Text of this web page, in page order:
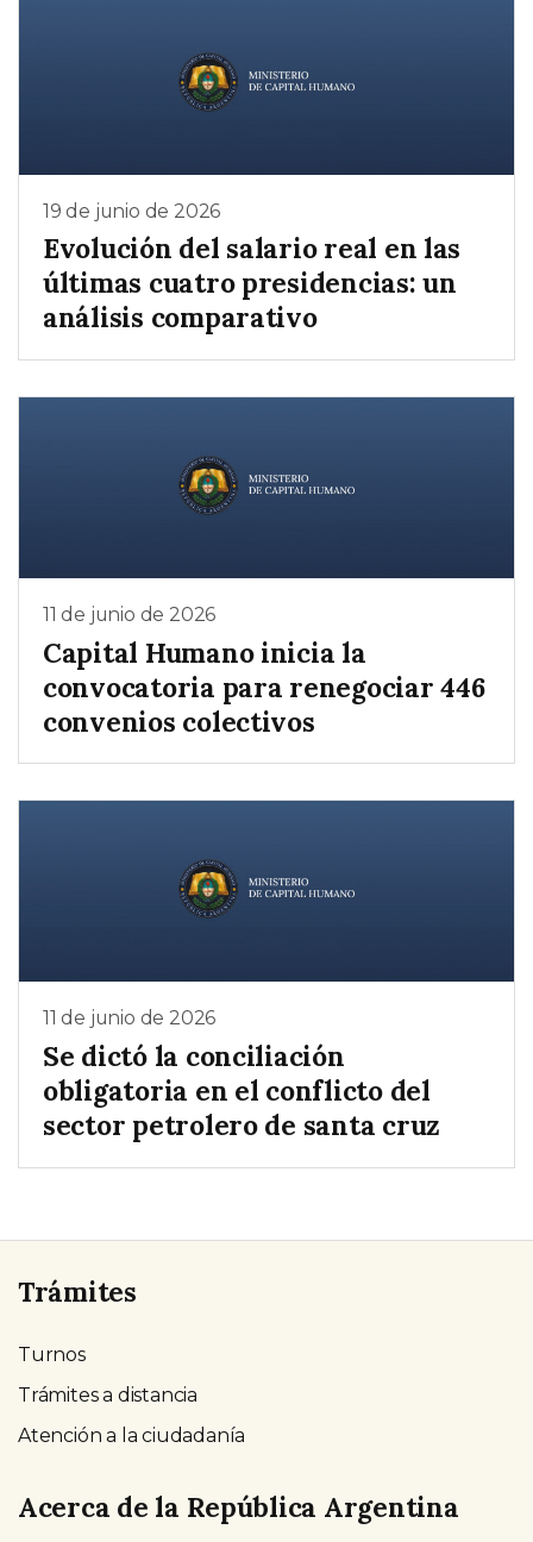
19 de junio de 2026
Evolución del salario real en las
últimas cuatro presidencias: un
análisis comparativo
11 de junio de 2026
Capital Humano inicia la
convocatoria para renegociar 446
convenios colectivos
11 de junio de 2026
Se dictó la conciliación
obligatoria en el conflicto del
sector petrolero de santa cruz
Trámites
Turnos
Trámites a distancia
Atención a la ciudadanía
Acerca de la República Argentina